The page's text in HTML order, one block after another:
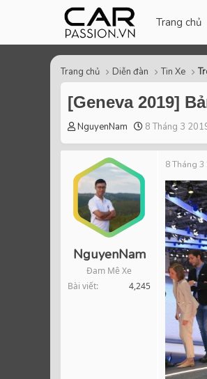
Trang chủ
Trang chủ Diễn đàn Tin Xe
[Geneva 2019]
T
r
a
d
s
t
r
r
NguyenNam
S
a
t
8 Tháng 3
NguyenNam
Đam Mê Xe
Bài viết
4,245
8 Tháng 3